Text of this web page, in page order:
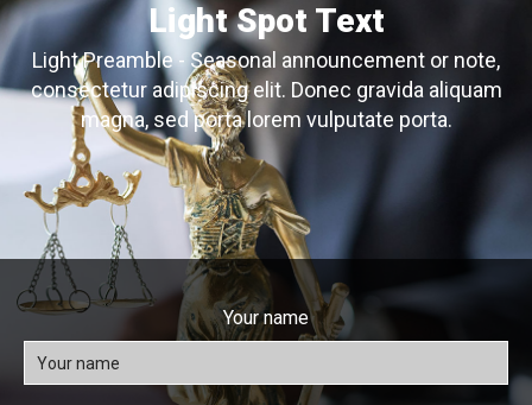
Light Spot Text
Light Preamble - Seasonal announcement or note,
consectetur adipiscing elit. Donec gravida aliquam
magna, sed porta lorem vulputate porta.
Your name